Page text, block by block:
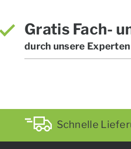
Gratis Fach-
durch unsere Experten
Schnelle